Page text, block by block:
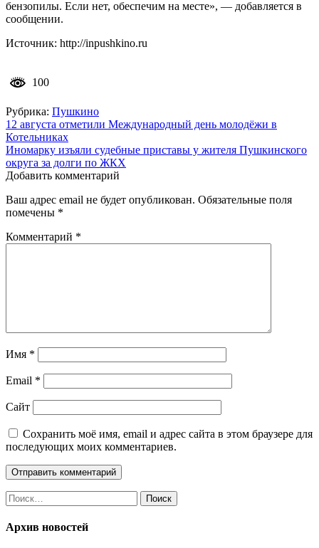
бензопилы. Если нет, обеспечим на месте», — добавляется в
сообщении.
Источник: http://inpushkino.ru
100
Рубрика: Пушкино
Навигация
по
записям
12 августа отметили Международный день молодёжи в
Котельниках
Иномарку изъяли судебные приставы у жителя Пушкинского
округа за долги по ЖКХ
Добавить комментарий
Ваш адрес email не будет опубликован. Обязательные поля
помечены *
Комментарий *
Имя *
Email *
Сайт
Сохранить моё имя, email и адрес сайта в этом браузере для
последующих моих комментариев.
Найти:
Архив новостей